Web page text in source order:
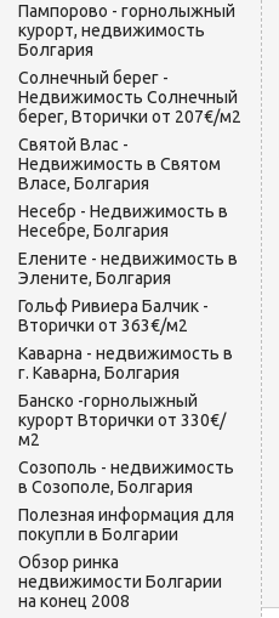
Пампорово - горнолыжный
курорт, недвижимость
Болгария
Солнечный берег -
Недвижимость Солнечный
берег, Вторички от 207€/м2
Святой Влас -
Недвижимость в Святом
Власе, Болгария
Несебр - Недвижимость в
Несебре, Болгария
Елените - недвижимость в
Элените, Болгария
Гольф Ривиера Балчик -
Вторички от 363€/м2
Каварна - недвижимость в
г. Каварна, Болгария
Банско -горнолыжный
курорт Вторички от 330€/
м2
Созополь - недвижимость
в Созополе, Болгария
Полезная информация для
покупли в Болгарии
Обзор ринка
недвижимости Болгарии
на конец 2008